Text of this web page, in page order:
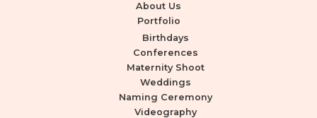
About Us
Portfolio
Birthdays
Conferences
Maternity Shoot
Weddings
Naming Ceremony
Videography